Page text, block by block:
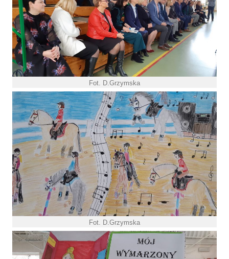
Fot. D.Grzymska
Fot. D.Grzymska